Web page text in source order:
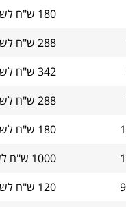
180 ש"ח לשנה
288 ש"ח לשנה
342 ש"ח לשנה
288 ש"ח לשנה
180 ש"ח לשנה
1000 ש"ח לשנה
120 ש"ח לשנה